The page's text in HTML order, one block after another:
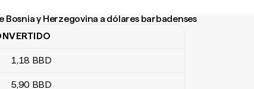
y Herzegovina a dólares barbadenses
y Herzegovina a dólares barbadenses
1,18 BBD
5,90 BBD